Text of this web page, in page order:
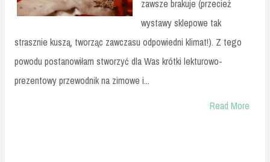
zawsze brakuje (przecież
wystawy sklepowe tak
strasznie kuszą, tworząc zawczasu odpowiedni klimat!). Z tego
powodu postanowiłam stworzyć dla Was krótki lekturowo-
prezentowy przewodnik na zimowe i...
Read More